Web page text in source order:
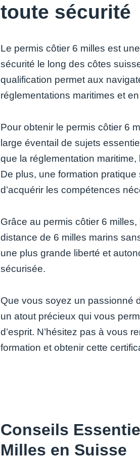
toute sécurité
Le permis côtier 6 milles est
sécurité le long des côtes
qualification permet aux
réglementations maritimes et
Pour obtenir le permis côtier 6
large éventail de sujets
que la réglementation
De plus, une formation
d’acquérir les compétences
Grâce au permis côtier 6
distance de 6 milles marins
une plus grande liberté et
sécurisée.
Que vous soyez un passionné
un atout précieux qui vous
d’esprit. N’hésitez pas à vous
formation et obtenir cette
Conseils
Milles en Suisse